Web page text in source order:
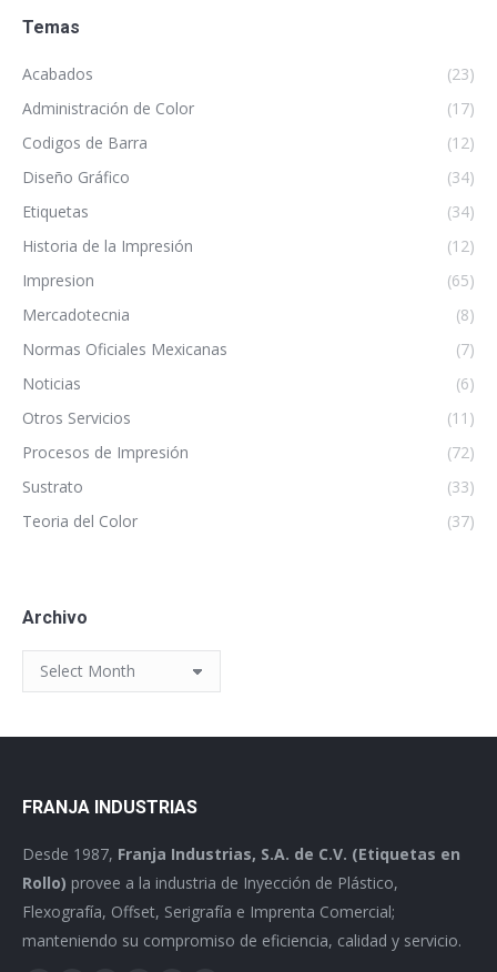
Temas
Acabados
(23)
Administración de Color
(17)
Codigos de Barra
(12)
Diseño Gráfico
(34)
Etiquetas
(34)
Historia de la Impresión
(12)
Impresion
(65)
Mercadotecnia
(8)
Normas Oficiales Mexicanas
(7)
Noticias
(6)
Otros Servicios
(11)
Procesos de Impresión
(72)
Sustrato
(33)
Teoria del Color
(37)
Archivo
Archivo
FRANJA INDUSTRIAS
Desde 1987, Franja Industrias, S.A. de C.V. (Etiquetas en
Rollo) provee a la industria de Inyección de Plástico,
Flexografía, Offset, Serigrafía e Imprenta Comercial;
manteniendo su compromiso de eficiencia, calidad y servicio.